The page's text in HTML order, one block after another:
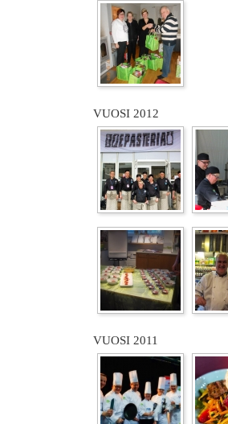
VUOSI 2012
VUOSI 2011